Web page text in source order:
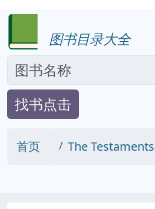
图书目录大全
找书点击
首页 The Testaments